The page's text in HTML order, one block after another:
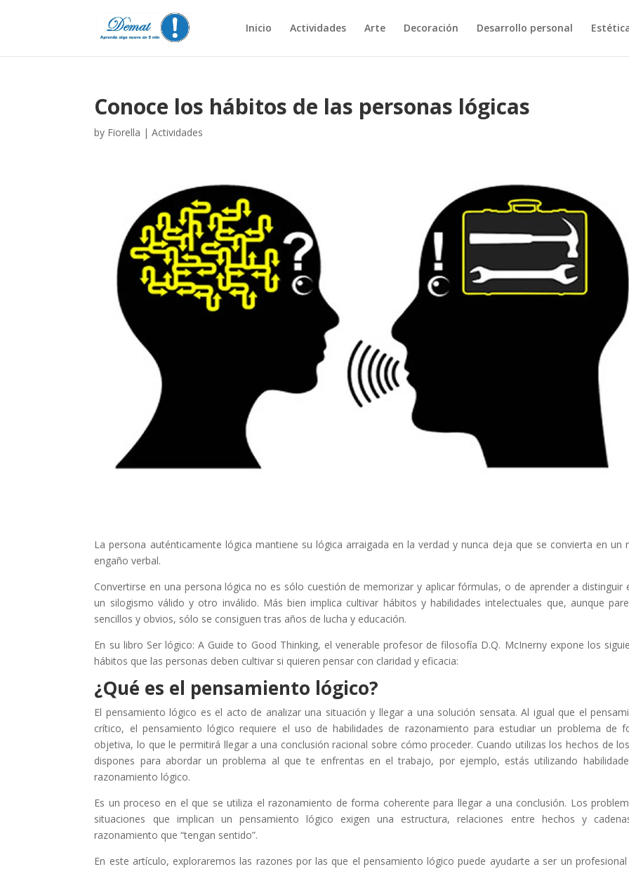
Inicio Actividades Arte Decoración Desarrollo personal
Conoce los hábitos de las personas lógicas
by Fiorella |Actividades
La persona auténticamente lógica mantiene su lógica arraigada en la verdad y nunca deja que se convierta en un
engaño verbal.
Convertirse en una persona lógica no es sólo cuestión de memorizar y aplicar fórmulas, o de aprender a distinguir
un silogismo válido y otro inválido. Más bien implica cultivar hábitos y habilidades intelectuales que, aunque
sencillos y obvios, sólo se consiguen tras años de lucha y educación.
En su libro Ser lógico: A Guide to Good Thinking, el venerable profesor de filosofía D.Q. McInerny expone los
hábitos que las personas deben cultivar si quieren pensar con claridad y eficacia:
¿Qué es el pensamiento lógico?
El pensamiento lógico es el acto de analizar una situación y llegar a una solución sensata. Al igual que el
crítico, el pensamiento lógico requiere el uso de habilidades de razonamiento para estudiar un problema de
objetiva, lo que le permitirá llegar a una conclusión racional sobre cómo proceder. Cuando utilizas los hechos de
dispones para abordar un problema al que te enfrentas en el trabajo, por ejemplo, estás utilizando
razonamiento lógico.
Es un proceso en el que se utiliza el razonamiento de forma coherente para llegar a una conclusión. Los
situaciones que implican un pensamiento lógico exigen una estructura, relaciones entre hechos y
razonamiento que “tengan sentido”.
En este artículo, exploraremos las razones por las que el pensamiento lógico puede ayudarte a ser un